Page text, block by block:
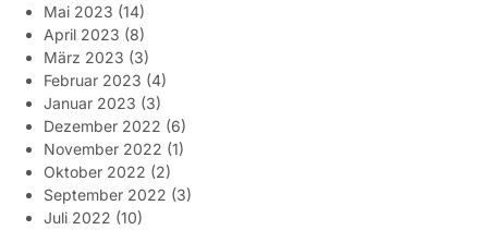
Mai 2023 (14)
April 2023 (8)
März 2023 (3)
Februar 2023 (4)
Januar 2023 (3)
Dezember 2022 (6)
November 2022 (1)
Oktober 2022 (2)
September 2022 (3)
Juli 2022 (10)